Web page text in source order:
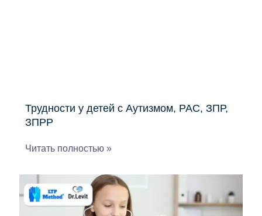
Трудности у детей с Аутизмом, РАС, ЗПР,
ЗПРР
Читать полностью »